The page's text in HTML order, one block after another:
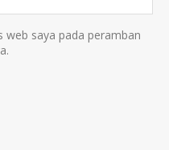
web saya pada peramban